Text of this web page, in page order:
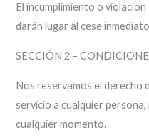
El incumplimiento o
darán lugar al cese
SECCIÓN 2 –
Nos reservamos el derecho
servicio a cualquier
cualquier momento.